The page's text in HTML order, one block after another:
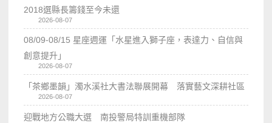
2018選縣長籌錢至今未還
2026-08-07
08/09-08/15 星座週運「水星進入獅子座，表達力、自信與
創意提升」
2026-08-07
「茶鄉墨韻」濁水溪社大書法聯展開幕 落實藝文深耕社區
2026-08-07
迎戰地方公職大選 南投警局特訓重機部隊